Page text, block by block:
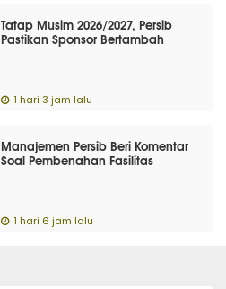
Tatap Musim 2026/2027, Persib
Pastikan Sponsor Bertambah
1 hari 3 jam lalu
Manajemen Persib Beri Komentar
Soal Pembenahan Fasilitas
1 hari 6 jam lalu